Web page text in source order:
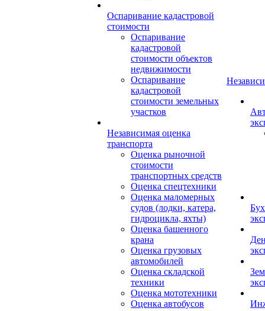
Оспаривание кадастровой
стоимости
Оспаривание
кадастровой
стоимости объектов
недвижимости
Оспаривание
кадастровой
стоимости земельных
участков
Независимая оценка
транспорта
Оценка рыночной
стоимости
транспортных средств
Оценка спецтехники
Оценка маломерных
судов (лодки, катера,
гидроцикла, яхты)
Оценка башенного
крана
Оценка грузовых
автомобилей
Оценка складской
техники
Оценка мототехники
Оценка автобусов